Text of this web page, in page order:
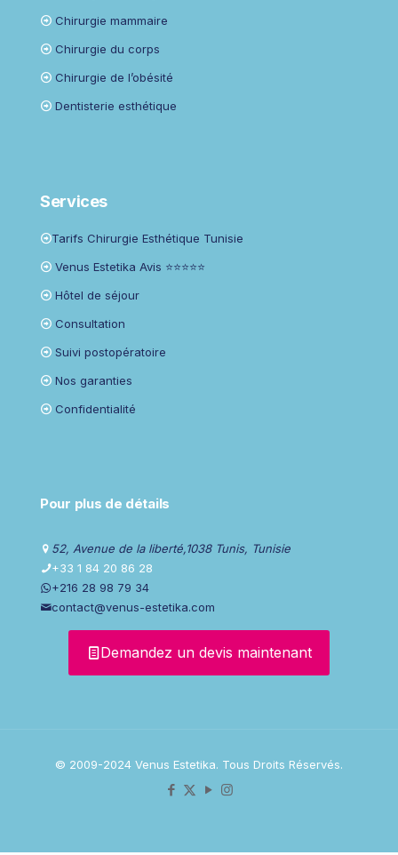
Chirurgie mammaire
Chirurgie du corps
Chirurgie de l’obésité
Dentisterie esthétique
Services
Tarifs Chirurgie Esthétique Tunisie
Venus Estetika Avis ⭐⭐⭐⭐⭐
Hôtel de séjour
Consultation
Suivi postopératoire
Nos garanties
Confidentialité
Pour plus de détails
52, Avenue de la liberté,1038 Tunis, Tunisie
+33 1 84 20 86 28
+216 28 98 79 34
contact@venus-estetika.com
Demandez un devis maintenant
© 2009-2024 Venus Estetika. Tous Droits Réservés.